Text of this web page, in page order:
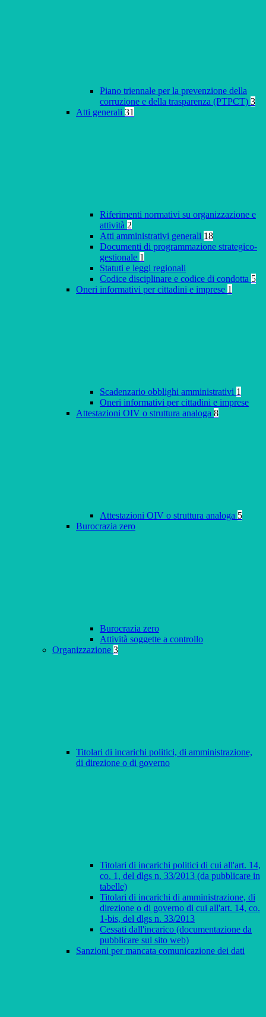
Piano triennale per la prevenzione della
corruzione e della trasparenza (PTPCT) 3
Atti generali 31
Riferimenti normativi su organizzazione e
attività 2
Atti amministrativi generali 18
Documenti di programmazione strategico-
gestionale 1
Statuti e leggi regionali
Codice disciplinare e codice di condotta 5
Oneri informativi per cittadini e imprese 1
Scadenzario obblighi amministrativi 1
Oneri informativi per cittadini e imprese
Attestazioni OIV o struttura analoga 8
Attestazioni OIV o struttura analoga 5
Burocrazia zero
Burocrazia zero
Attività soggette a controllo
Organizzazione 3
Titolari di incarichi politici, di amministrazione,
di direzione o di governo
Titolari di incarichi politici di cui all'art. 14,
co. 1, del dlgs n. 33/2013 (da pubblicare in
tabelle)
Titolari di incarichi di amministrazione, di
direzione o di governo di cui all'art. 14, co.
1-bis, del dlgs n. 33/2013
Cessati dall'incarico (documentazione da
pubblicare sul sito web)
Sanzioni per mancata comunicazione dei dati